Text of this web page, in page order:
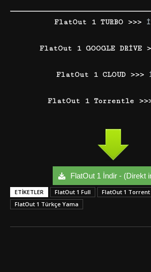
FlatOut 1 TURBO >>>
FlatOut 1 GOOGLE DRİVE
FlatOut 1 CLOUD >>>
FlatOut 1 Torrentle
FlatOut 1 İndir - (Direkt
ETIKETLER FlatOut 1 Full
FlatOut 1 Torrent
FlatOut 1 Türkçe Yama